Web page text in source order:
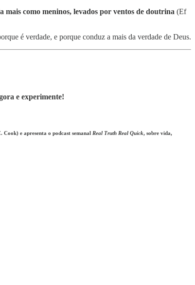
mais como meninos, levados por ventos de doutrina (Ef
é verdade, e porque conduz a mais da verdade de Deus.
e experimente!
Cook) e apresenta o podcast semanal Real Truth Real Quick, sobre vida,